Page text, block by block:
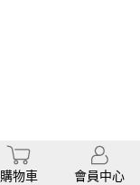
購物車 會員中心